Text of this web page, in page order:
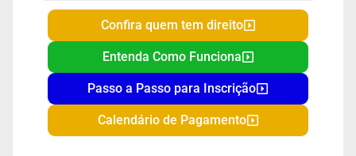
Confira quem tem direito
Entenda Como Funciona
Passo a Passo para Inscrição
Calendário de Pagamento